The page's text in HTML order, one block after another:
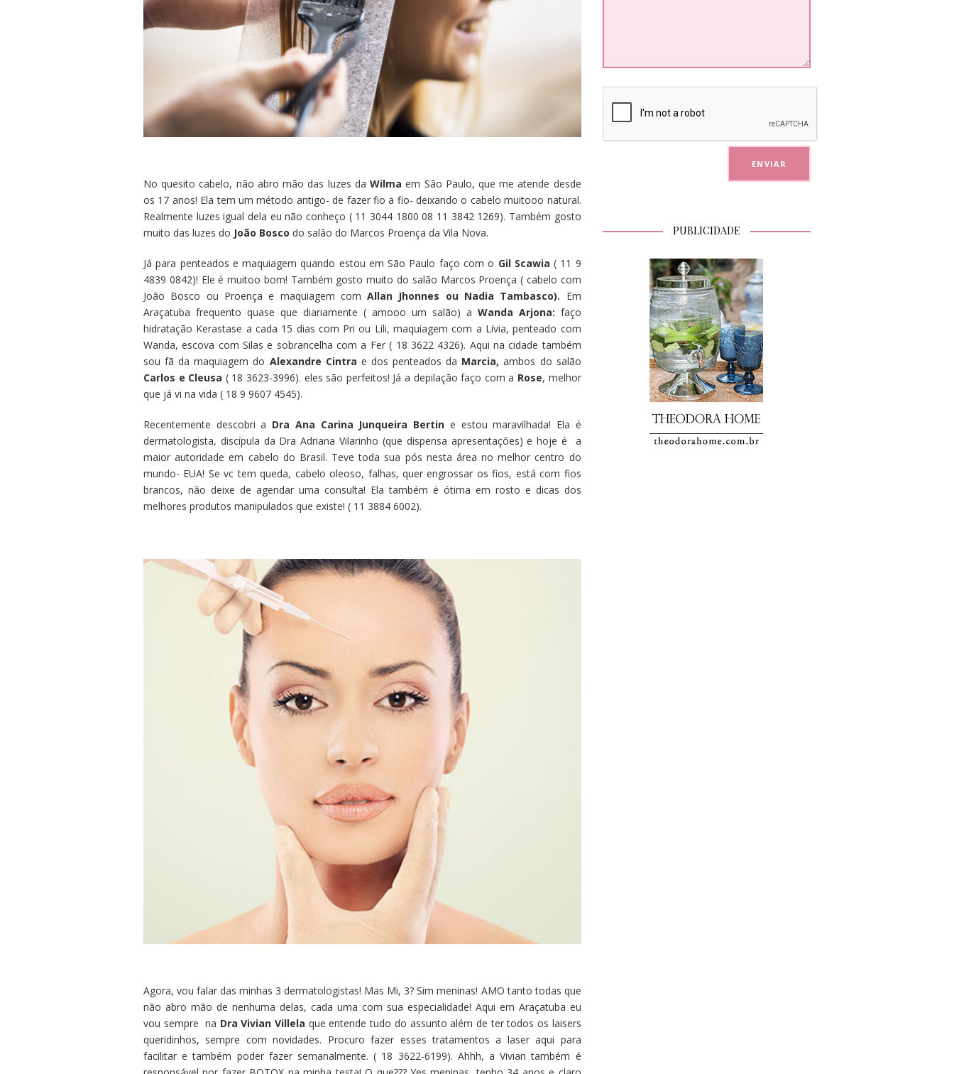
No quesito cabelo, não abro mão das luzes daWilma em São Paulo, que me atende desde
os 17 anos! Ela tem um método antigo- de fazer fio a fio- deixando o cabelo muitooo natural.
Realmente luzes igual dela eu não conheço ( 11 3044 1800 08 11 3842 1269). Também gosto
muito das luzes do João Bosco do salão do Marcos Proença da Vila Nova.
Já para penteados e maquiagem quando estou em São Paulo faço com o Gil Scawia ( 11 9
4839 0842)! Ele é muitoo bom! Também gosto muito do salão Marcos Proença ( cabelo com
João Bosco ou Proença e maquiagem comAllan Jhonnes ou Nadia Tambasco). Em
Araçatuba frequento quase que diariamente ( amooo um salão) a Wanda Arjona: faço
hidratação Kerastase a cada 15 dias com Pri ou Lili, maquiagem com a Lívia, penteado com
Wanda, escova com Silas e sobrancelha com a Fer ( 18 3622 4326). Aqui na cidade também
sou fã da maquiagem do Alexandre Cintra e dos penteados da Marcia, ambos do salão
Carlos e Cleusa ( 18 3623-3996). eles são perfeitos! Já a depilação faço com a Rose, melhor
que já vi na vida ( 18 9 9607 4545).
Recentemente descobri a Dra Ana Carina Junqueira Bertin e estou maravilhada! Ela é
dermatologista, discípula da Dra Adriana Vilarinho (que dispensa apresentações) e hoje é a
maior autoridade em cabelo do Brasil. Teve toda sua pós nesta área no melhor centro do
mundo- EUA! Se vc tem queda, cabelo oleoso, falhas, quer engrossar os fios, está com fios
brancos, não deixe de agendar uma consulta! Ela também é ótima em rosto e dicas dos
melhores produtos manipulados que existe! ( 11 3884 6002).
Agora, vou falar das minhas 3 dermatologistas! Mas Mi, 3? Sim meninas! AMO tanto todas que
não abro mão de nenhuma delas, cada uma com sua especialidade! Aqui em Araçatuba eu
vou sempre na Dra Vivian Villela que entende tudo do assunto além de ter todos os laisers
queridinhos, sempre com novidades. Procuro fazer esses tratamentos a laser aqui para
facilitar e também poder fazer semanalmente. ( 18 3622-6199). Ahhh, a Vivian também é
PUBLICIDADE